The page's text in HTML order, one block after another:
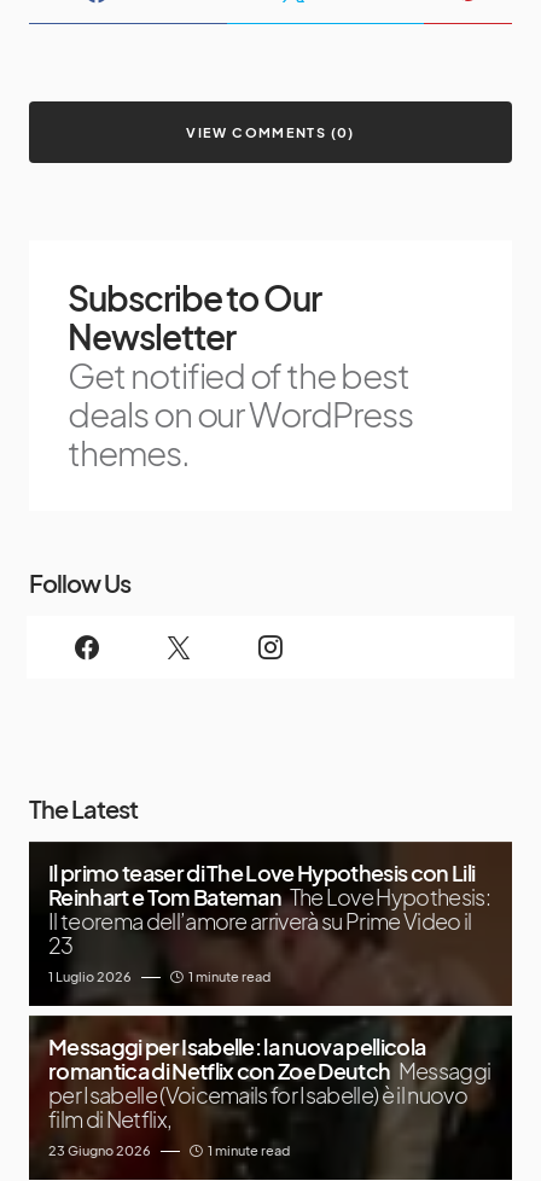
VIEW COMMENTS (0)
Subscribe to Our
Newsletter
Get notified of the best
deals on our WordPress
themes.
Follow Us
The Latest
Il primo teaser di The Love Hypothesis con Lili
Reinhart e Tom Bateman The Love Hypothesis:
Il teorema dell’amore arriverà su Prime Video il
23
1 Luglio 2026 1 minute read
Messaggi per Isabelle: la nuova pellicola
romantica di Netflix con Zoe Deutch Messaggi
per Isabelle (Voicemails for Isabelle) è il nuovo
film di Netflix,
23 Giugno 2026 1 minute read